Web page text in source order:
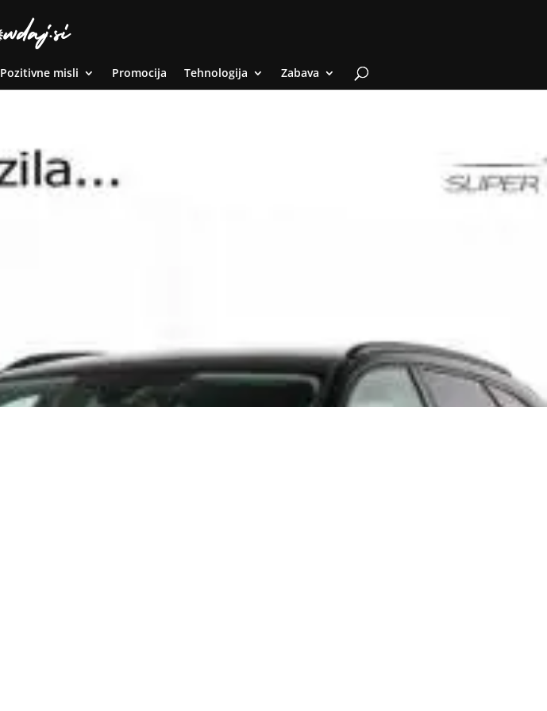
Pozitivne misli Promocija Tehnologija Zabava